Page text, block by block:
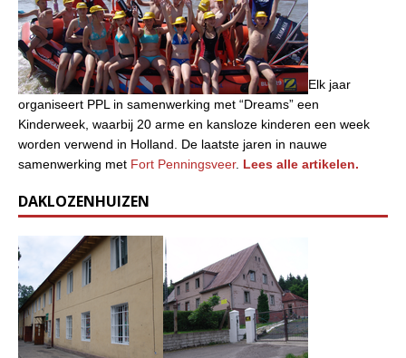
Elk jaar
organiseert PPL in samenwerking met “Dreams” een
Kinderweek, waarbij 20 arme en kansloze kinderen een week
worden verwend in Holland. De laatste jaren in nauwe
samenwerking met Fort Penningsveer. Lees alle artikelen.
DAKLOZENHUIZEN